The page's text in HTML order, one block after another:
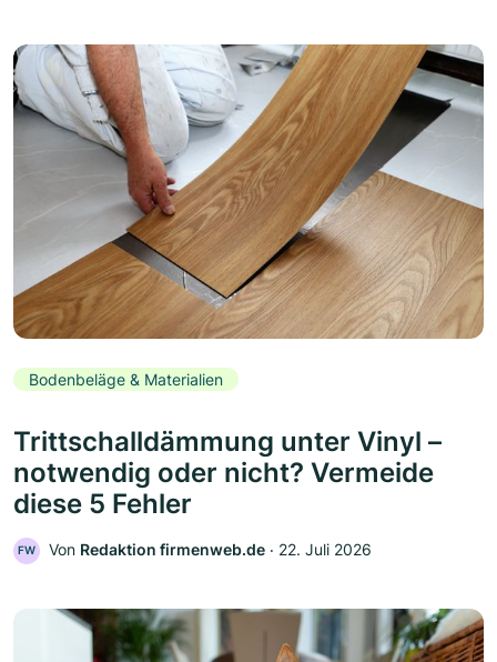
Bodenbeläge & Materialien
Trittschalldämmung unter Vinyl –
notwendig oder nicht? Vermeide
diese 5 Fehler
FW Von Redaktion firmenweb.de ‧ 22. Juli 2026